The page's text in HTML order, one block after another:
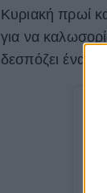
Κυριακή πρωί
για να
δεσπόζει ένα